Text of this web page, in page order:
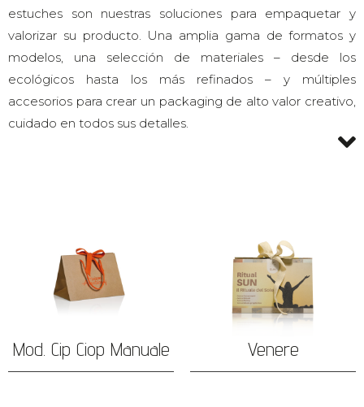
estuches son nuestras soluciones para empaquetar y
valorizar su producto. Una amplia gama de formatos y
modelos, una selección de materiales – desde los
ecológicos hasta los más refinados – y múltiples
accesorios para crear un packaging de alto valor creativo,
cuidado en todos sus detalles.
Mod. Cip Ciop Manuale Venere